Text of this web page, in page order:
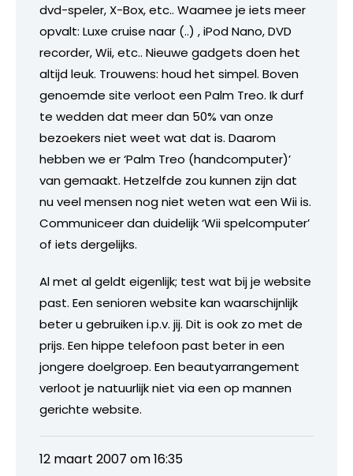
dvd-speler, X-Box, etc.. Waamee je iets meer
opvalt: Luxe cruise naar (..) , iPod Nano, DVD
recorder, Wii, etc.. Nieuwe gadgets doen het
altijd leuk. Trouwens: houd het simpel. Boven
genoemde site verloot een Palm Treo. Ik durf
te wedden dat meer dan 50% van onze
bezoekers niet weet wat dat is. Daarom
hebben we er ‘Palm Treo (handcomputer)’
van gemaakt. Hetzelfde zou kunnen zijn dat
nu veel mensen nog niet weten wat een Wii is.
Communiceer dan duidelijk ‘Wii spelcomputer’
of iets dergelijks.
Al met al geldt eigenlijk; test wat bij je website
past. Een senioren website kan waarschijnlijk
beter u gebruiken i.p.v. jij. Dit is ook zo met de
prijs. Een hippe telefoon past beter in een
jongere doelgroep. Een beautyarrangement
verloot je natuurlijk niet via een op mannen
gerichte website.
12 maart 2007 om 16:35